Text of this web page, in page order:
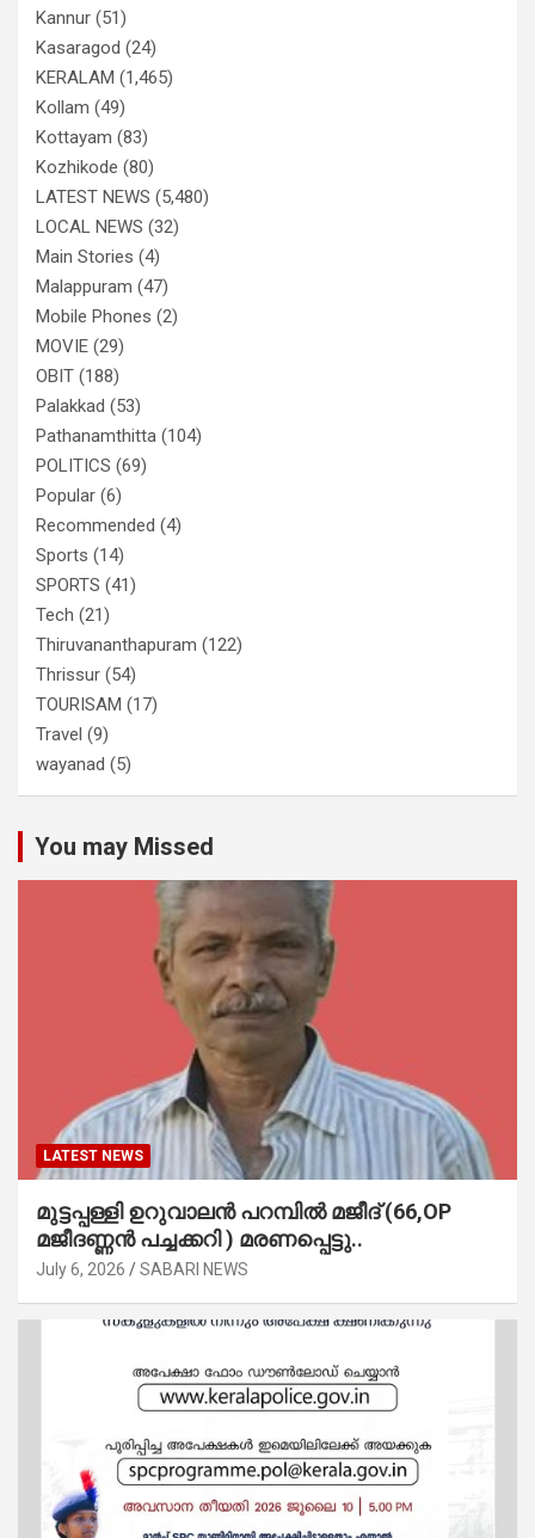
Kannur (51)
Kasaragod (24)
KERALAM (1,465)
Kollam (49)
Kottayam (83)
Kozhikode (80)
LATEST NEWS (5,480)
LOCAL NEWS (32)
Main Stories (4)
Malappuram (47)
Mobile Phones (2)
MOVIE (29)
OBIT (188)
Palakkad (53)
Pathanamthitta (104)
POLITICS (69)
Popular (6)
Recommended (4)
Sports (14)
SPORTS (41)
Tech (21)
Thiruvananthapuram (122)
Thrissur (54)
TOURISAM (17)
Travel (9)
wayanad (5)
You may Missed
LATEST NEWS
മുട്ടപ്പള്ളി ഉറുവാലൻ പറമ്പിൽ മജീദ് (66,OP
മജീദണ്ണൻ പച്ചക്കറി ) മരണപ്പെട്ടു..
July 6, 2026 SABARI NEWS